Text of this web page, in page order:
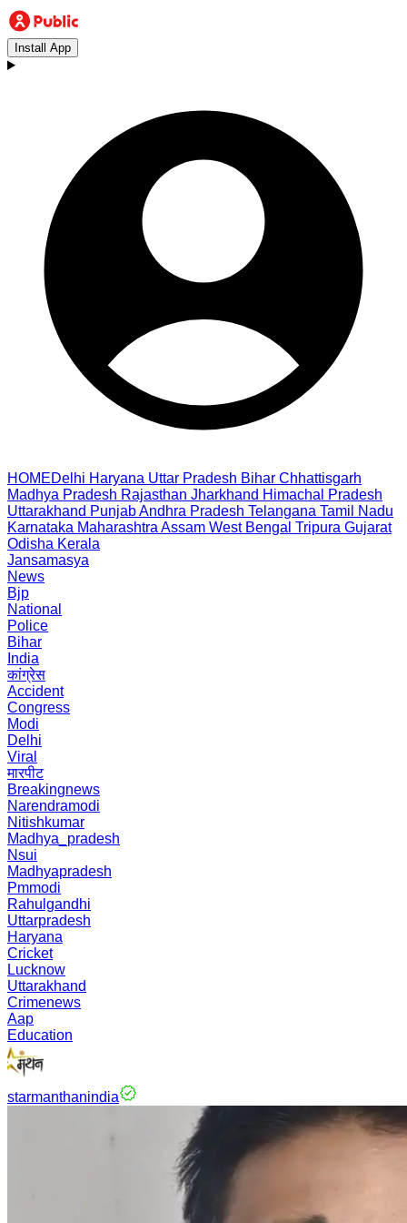
Install App
HOMEDelhi Haryana Uttar Pradesh Bihar Chhattisgarh
Madhya Pradesh Rajasthan Jharkhand Himachal Pradesh
Uttarakhand PunjabAndhra Pradesh Telangana Tamil Nadu
Karnataka Maharashtra Assam West Bengal Tripura Gujarat
Odisha Kerala
Jansamasya
News
Bjp
National
Police
Bihar
India
कांग्रेस
Accident
Congress
Modi
Delhi
Viral
मारपीट
Breakingnews
Narendramodi
Nitishkumar
Madhya_pradesh
Nsui
Madhyapradesh
Pmmodi
Rahulgandhi
Uttarpradesh
Haryana
Cricket
Lucknow
Uttarakhand
Crimenews
Aap
Education
starmanthanindia